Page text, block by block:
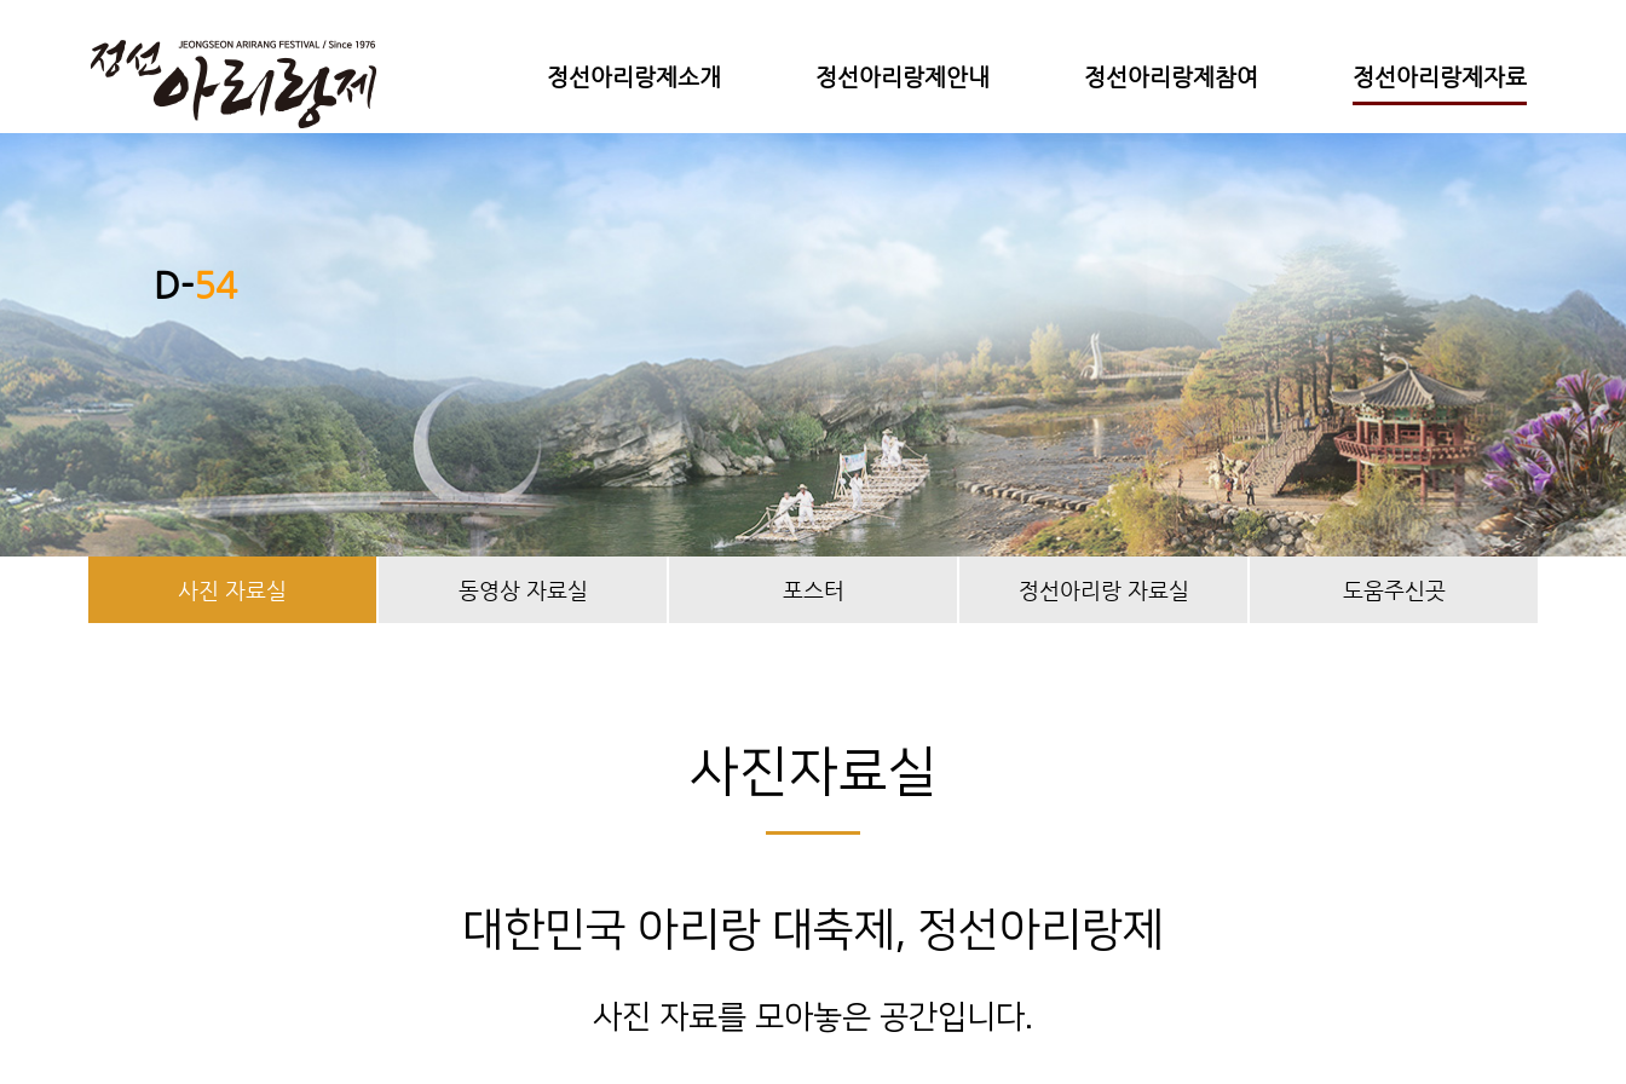
정선아리랑제소개 정선아리랑제안내 정선아리랑제참여 정선아리랑제자료
D-54
사진 자료실 동영상 자료실 포스터 정선아리랑 자료실 도움주신곳
사진자료실
대한민국 아리랑 대축제, 정선아리랑제
사진 자료를 모아놓은 공간입니다.